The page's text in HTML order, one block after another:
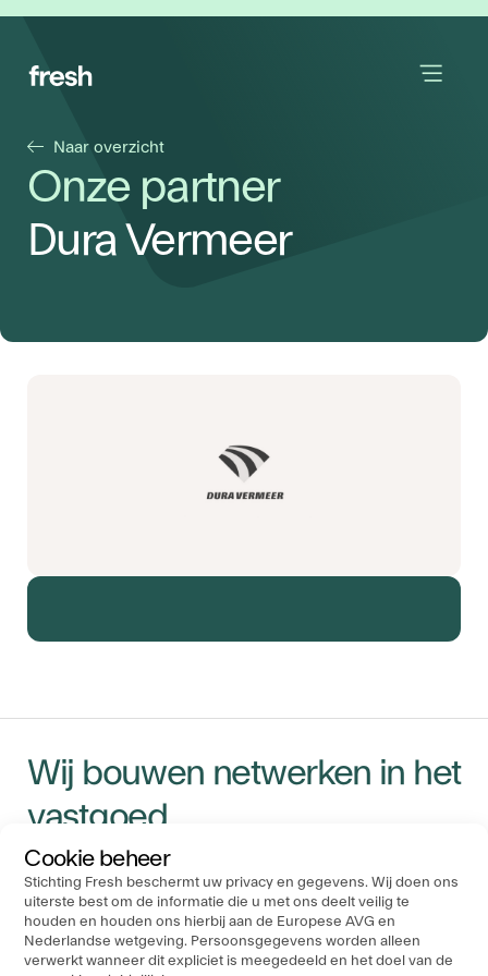
Cookie beheer
Stichting Fresh beschermt uw privacy en gegevens. Wij doen ons
uiterste best om de informatie die u met ons deelt veilig te
houden en houden ons hierbij aan de Europese AVG en
Nederlandse wetgeving. Persoonsgegevens worden alleen
verwerkt wanneer dit expliciet is meegedeeld en het doel van de
Naar overzicht
Onze partner
Dura Vermeer
Wij bouwen netwerken in het
vastgoed
Navigatie
Evenementen
Ons Kantoor
Stichting FRESH
P.O. Box 19183
3501 DD Utrecht
Socials